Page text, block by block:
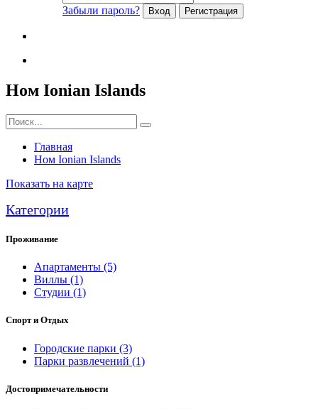
Забыли пароль?
Ном Ionian Islands
Главная
Ном Ionian Islands
Показать на карте
Категории
Проживание
Апартаменты (5)
Виллы (1)
Студии (1)
Спорт и Отдых
Городские парки (3)
Парки развлечений (1)
Достопримечательности